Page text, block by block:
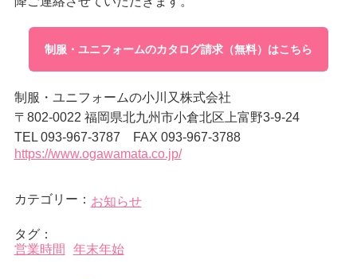
制服・ユニフォームのカタログ請求（無料）はこちら
制服・ユニフォームの小川又株式会社
〒802-0022 福岡県北九州市小倉北区上富野3-9-24
TEL 093-967-3787 FAX 093-967-3788
https://www.ogawamata.co.jp/
カテゴリー： お知らせ
タグ：
営業時間
年末年始